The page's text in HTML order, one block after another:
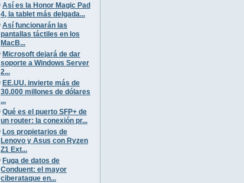
Así es la Honor Magic Pad
4, la tablet más delgada...
Así funcionarán las
pantallas táctiles en los
MacB...
Microsoft dejará de dar
soporte a Windows Server
2...
EE.UU. invierte más de
30.000 millones de dólares
...
Qué es el puerto SFP+ de
un router: la conexión pr...
Los propietarios de
Lenovo y Asus con Ryzen
Z1 Ext...
Fuga de datos de
Conduent: el mayor
ciberataque en...